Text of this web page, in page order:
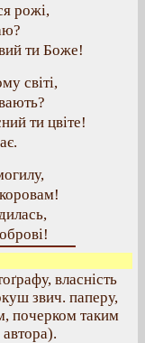
рожі,
ти Боже!
світі,
ти цвіте!
власність
звич. паперу,
почерком таким
автора).